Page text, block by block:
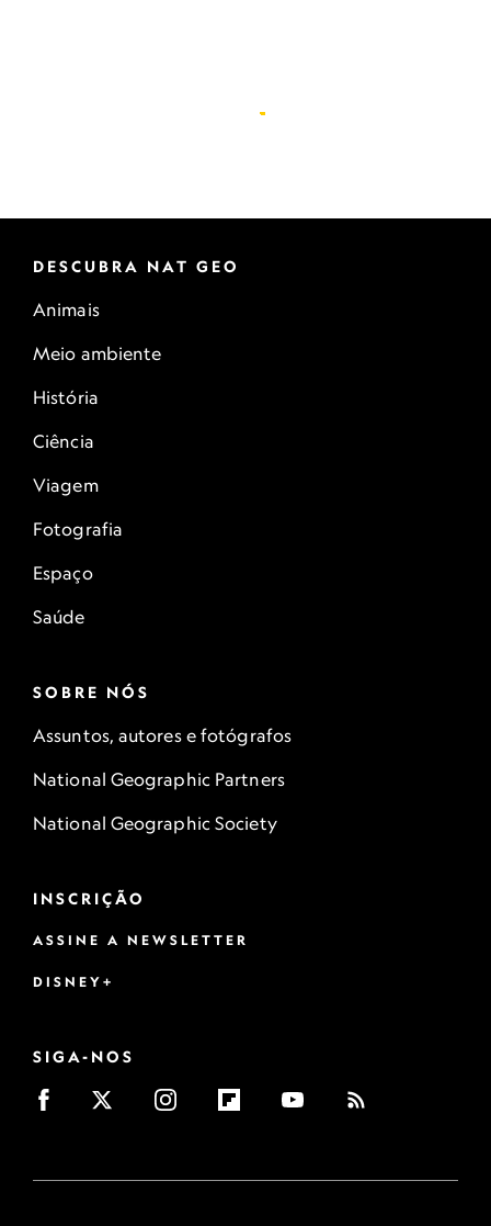
DESCUBRA NAT GEO
Animais
Meio ambiente
História
Ciência
Viagem
Fotografia
Espaço
Saúde
SOBRE NÓS
Assuntos, autores e fotógrafos
National Geographic Partners
National Geographic Society
INSCRIÇÃO
ASSINE A NEWSLETTER
DISNEY+
SIGA-NOS